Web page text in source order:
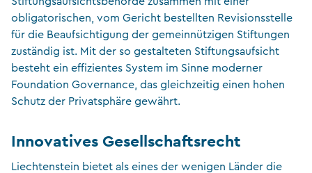
obligatorischen, vom Gericht bestellten Revisionsstelle
für die Beaufsichtigung der gemeinnützigen Stiftungen
zuständig ist. Mit der so gestalteten Stiftungsaufsicht
besteht ein effizientes System im Sinne moderner
Foundation Governance, das gleichzeitig einen hohen
Schutz der Privatsphäre gewährt.
Innovatives Gesellschaftsrecht
Liechtenstein bietet als eines der wenigen Länder die